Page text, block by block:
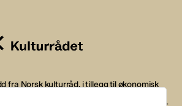
fra Norsk kulturråd, i tillegg til økonomisk
Norsk komponistforening og
drives etter Redaktør- og Vær Varsom-